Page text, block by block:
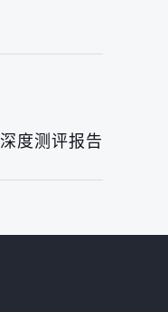
度测评报告